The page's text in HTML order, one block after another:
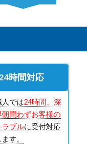
時間対応
人では24時間、深
朝問わずお客様の
ラブルに受付対応
す。